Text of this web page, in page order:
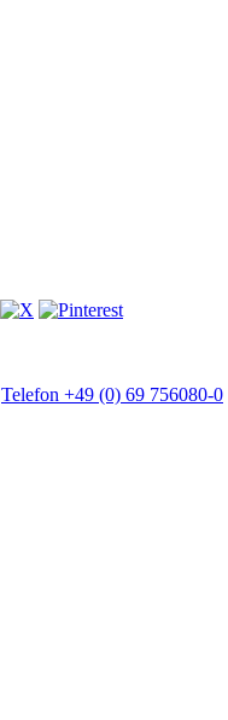
Telefon +49 (0) 69 756080-0